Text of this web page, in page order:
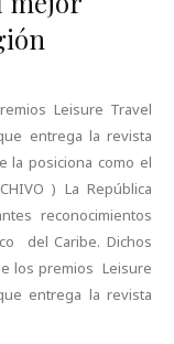
Leisure Travel
entrega la revista
la posiciona como el
) La República
reconocimientos
del Caribe. Dichos
los premios Leisure
entrega la revista